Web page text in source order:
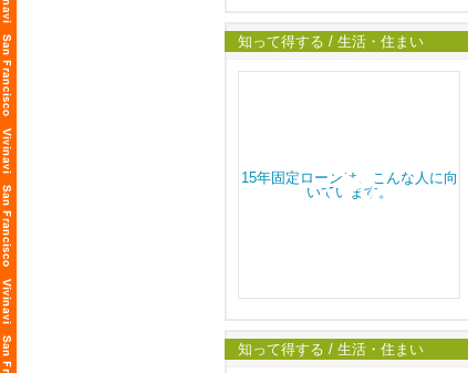
知って得する / 生活・住まい
知って得する / 生活・住まい